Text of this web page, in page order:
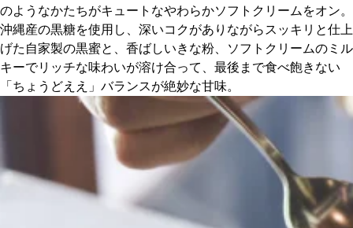
のようなかたちがキュートなやわらかソフトクリームをオン。
沖縄産の黒糖を使用し、深いコクがありながらスッキリと仕上
げた自家製の黒蜜と、香ばしいきな粉、ソフトクリームのミル
キーでリッチな味わいが溶け合って、最後まで食べ飽きない
「ちょうどええ」バランスが絶妙な甘味。